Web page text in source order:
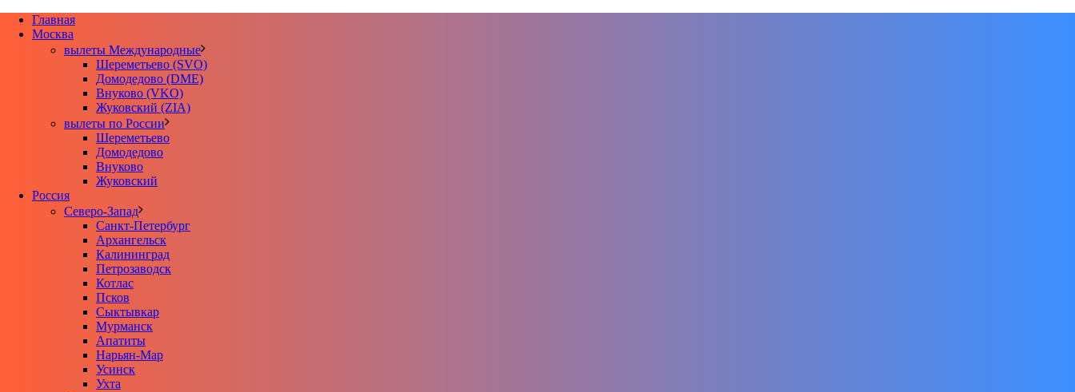
Главная
Москва
вылеты Международные
Шереметьево (SVO)
Домодедово (DME)
Внуково (VKO)
Жуковский (ZIA)
вылеты по России
Шереметьево
Домодедово
Внуково
Жуковский
Россия
Северо-Запад
Санкт-Петербург
Архангельск
Калининград
Петрозаводск
Котлас
Псков
Сыктывкар
Мурманск
Апатиты
Нарьян-Мар
Усинск
Ухта